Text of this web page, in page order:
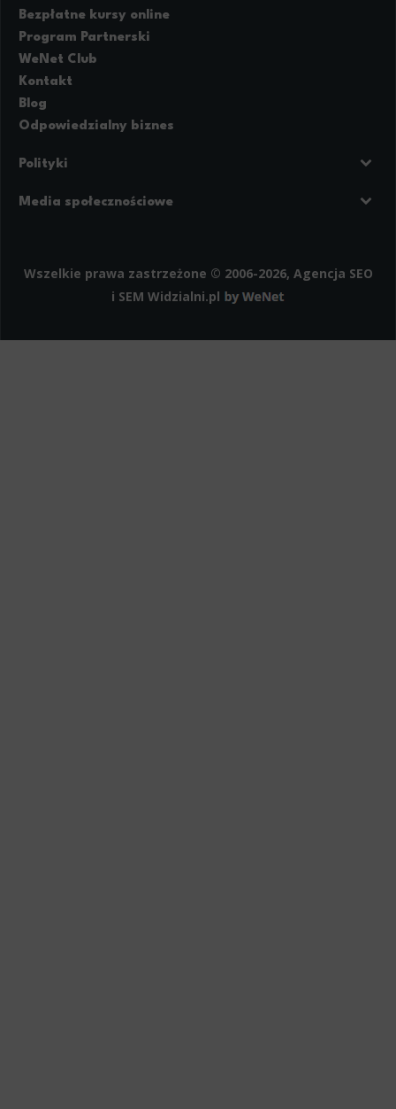
Marketing
Scope responsible for displaying personalized ads that may be of interest to the user based on browsing
retargeting content deemed most appropriate.
Bezpłatne kursy online
Program Partnerski
WeNet Club
Kontakt
Blog
Odpowiedzialny biznes
Polityki
Regulamin strony
Media społecznościowe
Wszelkie prawa zastrzeżone © 2006-2026, Agencja SEO
i SEM Widzialni.pl